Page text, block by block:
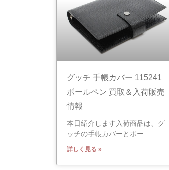
グッチ 手帳カバー 115241
ボールペン 買取＆入荷販売
情報
本日紹介します入荷商品は、グ
ッチの手帳カバーとボー
詳しく見る »